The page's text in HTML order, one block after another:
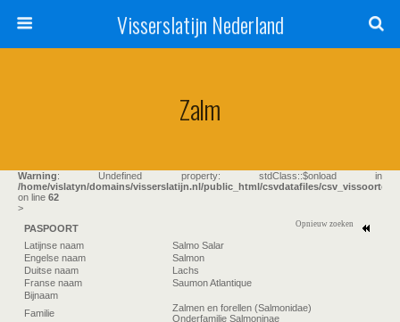
Visserslatijn Nederland
Zalm